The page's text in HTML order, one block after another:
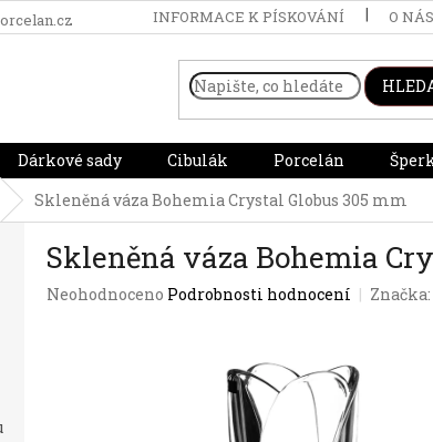
INFORMACE K PÍSKOVÁNÍ O
Dárkové sady Cibulák Porcelán
Skleněná váza Bohemia Crystal Globus 305 mm
Skleněná váza Bohemia
Průměrné
Neohodnoceno Podrobnosti hodnocení